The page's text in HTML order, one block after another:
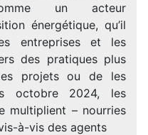
un acteur
énergétique, qu’il
les entreprises et les
des pratiques plus
projets ou de les
octobre 2024, les
multiplient – nourries
à-vis des agents